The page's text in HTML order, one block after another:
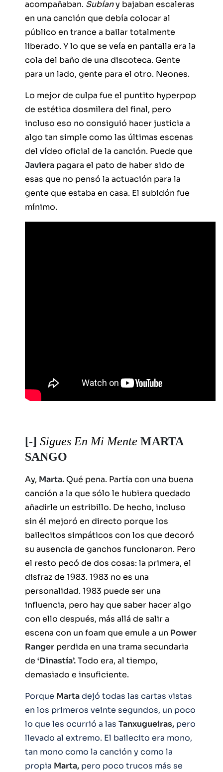
acompañaban. Subíany bajaban escaleras
en una canción que debía colocar al
público en trance a bailar totalmente
liberado. Y lo que se veía en pantalla era la
cola del baño de una discoteca. Gente
para un lado, gente para el otro. Neones.
Lo mejor de culpa fue el puntito hyperpop
de estética dosmilera del final, pero
incluso eso no consiguió hacer justicia a
algo tan simple como las últimas escenas
del vídeo oficial de la canción. Puede que
Javiera pagara el pato de haber sido de
esas que no pensó la actuación para la
gente que estaba en casa. El subidón fue
mínimo.
[-] Sigues En Mi Mente MARTA
SANGO
Ay, Marta. Qué pena. Partía con una buena
canción a la que sólo le hubiera quedado
añadirle un estribillo. De hecho, incluso
sin él mejoró en directo porque los
bailecitos simpáticos con los que decoró
su ausencia de ganchos funcionaron. Pero
el resto pecó de dos cosas: la primera, el
disfraz de 1983. 1983 no es una
personalidad. 1983 puede ser una
influencia, pero hay que saber hacer algo
con ello después, más allá de salir a
escena con un foam que emule a un Power
Ranger perdida en una trama secundaria
de ‘Dinastía’.Todo era, al tiempo,
demasiado e insuficiente.
Porque Martadejó todas las cartas vistas
en los primeros veinte segundos, un poco
lo que les ocurrió a las Tanxugueiras, pero
llevado al extremo. El bailecito era mono,
tan mono como la canción y como la
propia Marta, pero poco trucos más se